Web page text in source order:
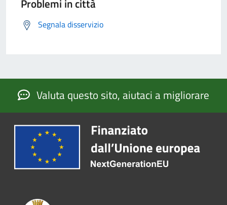
Problemi in città
Segnala disservizio
Valuta questo sito, aiutaci a migliorare